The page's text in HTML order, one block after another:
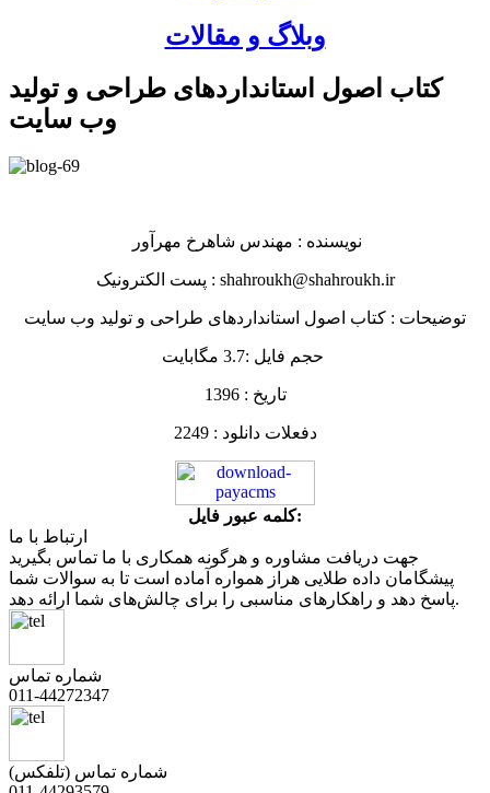
وبلاگ و مقالات
کتاب اصول استانداردهای طراحی و تولید
وب سایت
نویسنده : مهندس شاهرخ مهرآور
پست الکترونیک : shahroukh@shahroukh.ir
توضیحات : کتاب اصول استانداردهای طراحی و تولید وب سایت
تاریخ : 1396
دفعلات دانلود : 2249
کلمه عبور فايل:
ارتباط با ما
جهت دریافت مشاوره و هرگونه همکاری با ما تماس بگیرید
پیشگامان داده طلایی هراز همواره آماده است تا به سوالات شما
پاسخ دهد و راهکارهای مناسبی را برای چالش‌های شما ارائه دهد.
شماره تماس
011-44272347
شماره تماس (تلفکس)